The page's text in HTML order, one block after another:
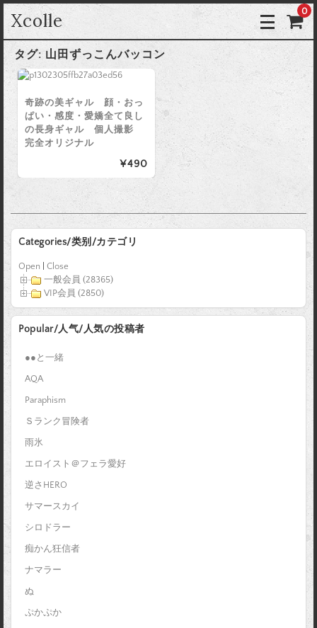
Xcolle 0
タグ: 山田ずっこんバッコン
奇跡の美ギャル 顔・おっ
ぱい・感度・愛嬌全て良し
の長身ギャル 個人撮影
完全オリジナル
¥490
Categories/类别/カテゴリ
Open
Close
一般会員 (28365)
VIP会員 (2850)
Popular/人气/人気の投稿者
●●と一緒
AQA
Paraphism
Ｓランク冒険者
雨氷
エロイスト＠フェラ愛好
逆さHERO
サマースカイ
シロドラー
痴かん狂信者
ナマラー
ぬ
ぷかぷか